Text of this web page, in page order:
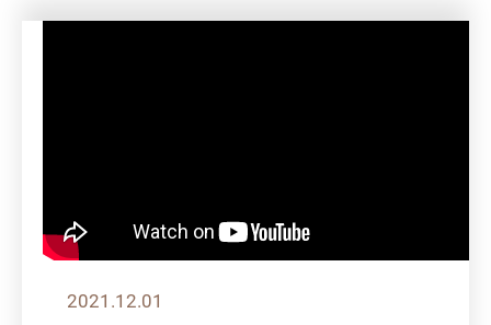
2021.12.01